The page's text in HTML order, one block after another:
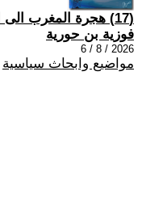
(17) هجرة المغرب الى اسبانيا
فوزية بن حورية
2026 / 8 / 6
مواضيع وابحاث سياسية